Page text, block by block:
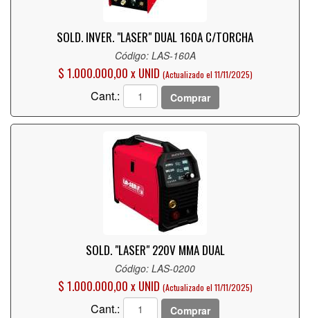
SOLD. INVER. "LASER" DUAL 160A C/TORCHA
Código: LAS-160A
$ 1.000.000,00 x UNID (Actualizado el 11/11/2025)
Cant.: Comprar
SOLD. "LASER"220V MMA DUAL
Código: LAS-0200
$ 1.000.000,00 x UNID (Actualizado el 11/11/2025)
Cant.: Comprar